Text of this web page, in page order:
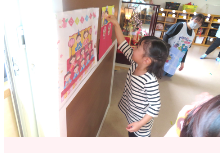
障がい者支援
施設一覧
会社概要
お知らせ
採用情報
施設空き状況はこちら
見学申込・お問合せ